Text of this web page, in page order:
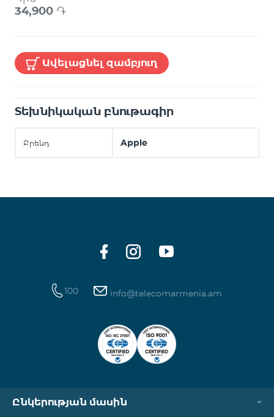
34,900 ֏
Ավելացնել զամբյուղ
Տեխնիկական բնութագիր
Բրենդ Apple
100 info@telecomarmenia.am
Ընկերության մասին